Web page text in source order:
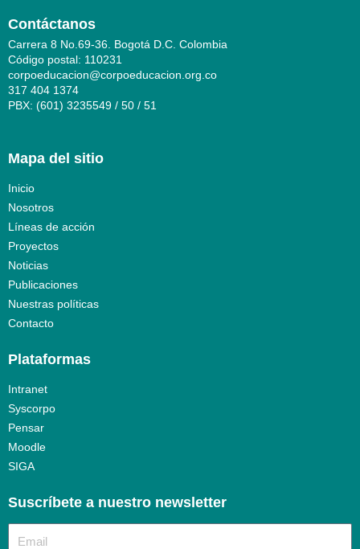
Contáctanos
Carrera 8 No.69-36. Bogotá D.C. Colombia
Código postal: 110231
corpoeducacion@corpoeducacion.org.co
317 404 1374
PBX: (601) 3235549 / 50 / 51
Mapa del sitio
Inicio
Nosotros
Líneas de acción
Proyectos
Noticias
Publicaciones
Nuestras políticas
Contacto
Plataformas
Intranet
Syscorpo
Pensar
Moodle
SIGA
Suscríbete a nuestro newsletter​